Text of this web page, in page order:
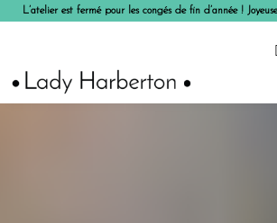
L’atelier est fermé pour les congés de fin d’année !